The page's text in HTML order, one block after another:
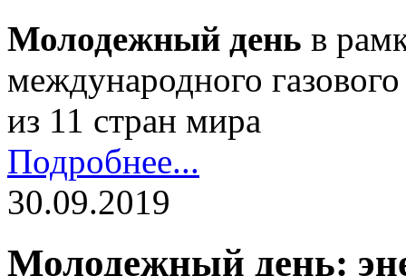
Молодежный день в
международного
из 11 стран мира
Подробнее...
30.09.2019
Молодежный день: